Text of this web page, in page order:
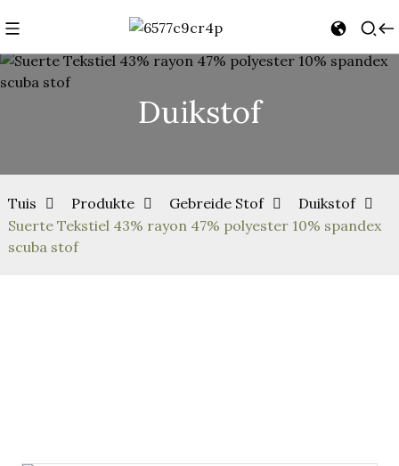
Duikstof
Tuis Produkte Gebreide Stof
Duikstof
Suerte Tekstiel 43% rayon 47% polyester 10% spandex
scuba stof